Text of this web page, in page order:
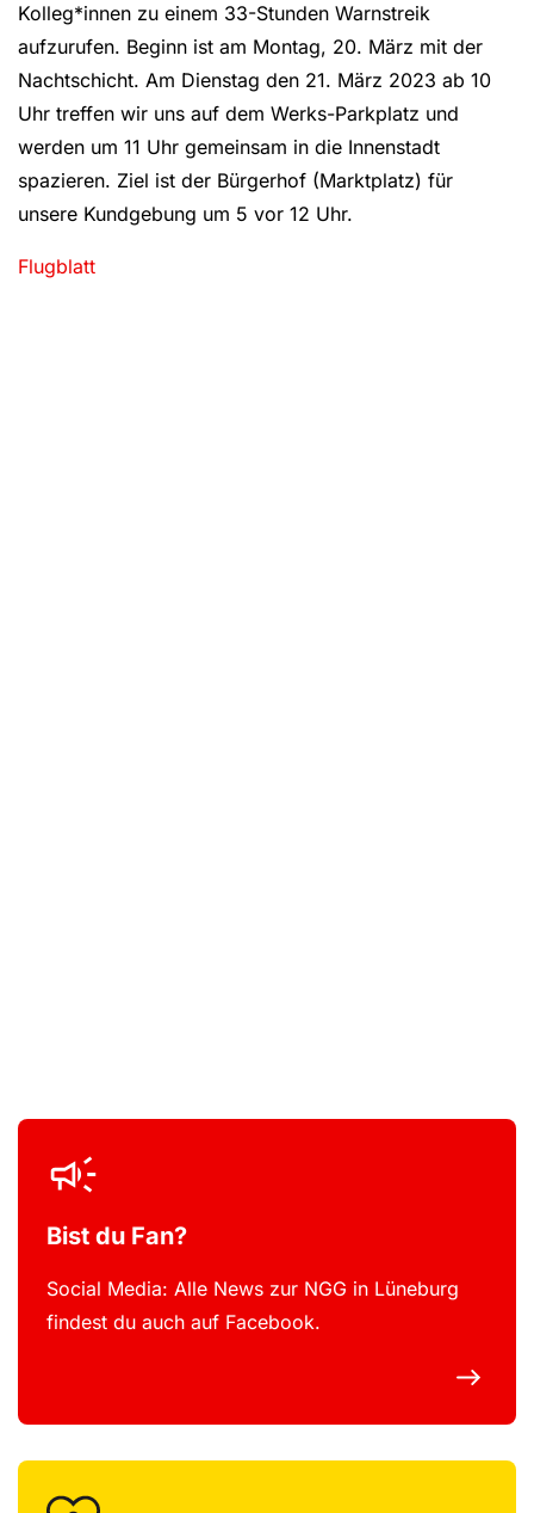
Kolleg*innen zu einem 33-Stunden Warnstreik
aufzurufen. Beginn ist am Montag, 20. März mit der
Nachtschicht. Am Dienstag den 21. März 2023 ab 10
Uhr treffen wir uns auf dem Werks-Parkplatz und
werden um 11 Uhr gemeinsam in die Innenstadt
spazieren. Ziel ist der Bürgerhof (Marktplatz) für
unsere Kundgebung um 5 vor 12 Uhr.
Flugblatt
Bist du Fan?
Social Media: Alle News zur NGG in Lüneburg
findest du auch auf Facebook.